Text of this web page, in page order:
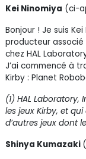
Kei Ninomiya (ci-
Bonjour ! Je suis
producteur associé
chez HAL
J’ai commencé à
Kirby : Planet
(1) HAL
les jeux Kirby, et
d’autres jeux dont
Shinya Kumazaki